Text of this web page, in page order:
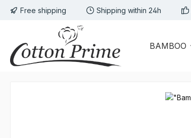
to main content
Skip to search
Skip to main navigation
Free shipping Shipping within 24h
BAMBOO